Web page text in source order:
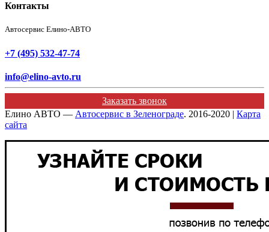
Контакты
Автосервис Елино-АВТО
+7 (495) 532-47-74
info@elino-avto.ru
Заказать звонок
Елино АВТО — Автосервис в Зеленограде. 2016-2020 | Карта
сайта